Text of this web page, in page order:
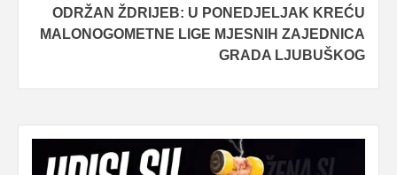
ODRŽAN ŽDRIJEB: U PONEDJELJAK KREĆU
MALONOGOMETNE LIGE MJESNIH ZAJEDNICA
GRADA LJUBUŠKOG